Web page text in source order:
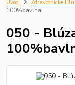
Úvod Zdravotnícke
100%bavlna
050 -